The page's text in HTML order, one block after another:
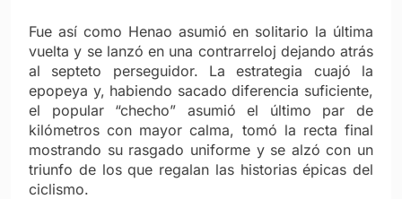
Fue así como Henao asumió en solitario la última
vuelta y se lanzó en una contrarreloj dejando atrás
al septeto perseguidor. La estrategia cuajó la
epopeya y, habiendo sacado diferencia suficiente,
el popular “checho” asumió el último par de
kilómetros con mayor calma, tomó la recta final
mostrando su rasgado uniforme y se alzó con un
triunfo de los que regalan las historias épicas del
ciclismo.